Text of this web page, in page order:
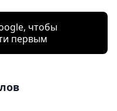
чтобы
первым